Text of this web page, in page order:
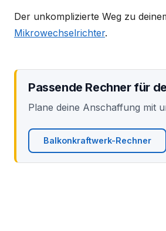
Der unkomplizierte Weg zu
Mikrowechselrichter.
Passende Rechner für
Plane deine Anschaffung mit
Balkonkraftwerk-Rechner